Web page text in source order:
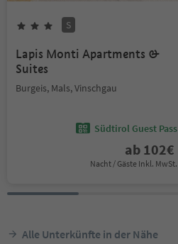
S
Lapis Monti Apartments &
Suites
Burgeis, Mals, Vinschgau
Südtirol Guest Pass
ab 102€
Nacht / Gäste Inkl. MwSt.
Alle Unterkünfte in der Nähe